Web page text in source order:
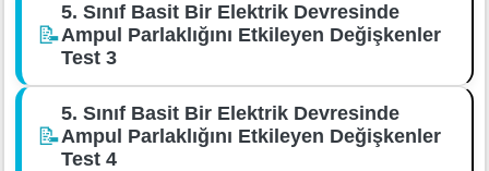
📝
5. Sınıf Basit Bir Elektrik Devresinde
Ampul Parlaklığını Etkileyen Değişkenler
Test 3
📝
5. Sınıf Basit Bir Elektrik Devresinde
Ampul Parlaklığını Etkileyen Değişkenler
Test 4